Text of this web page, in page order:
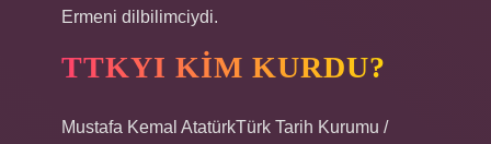
Ermeni dilbilimciydi.
TTKYI KIM KURDU?
Mustafa Kemal AtatürkTürk Tarih Kurumu /